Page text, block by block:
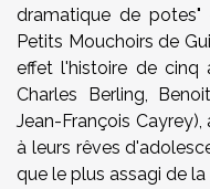
dramatique de
Petits Mouchoirs de
effet l'histoire de cinq
Charles Berling,
Jean-François
à leurs rêves
que le plus assagi de